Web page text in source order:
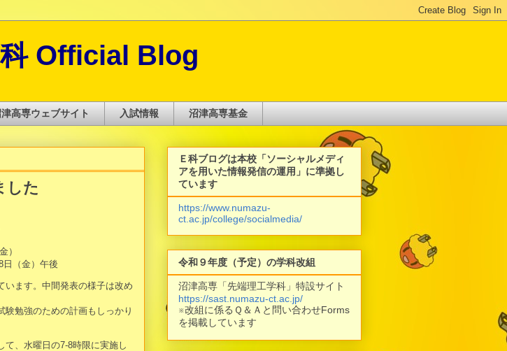
Official Blog
高専ウェブサイト 入試情報 沼津高専基金
した
）
日（金）午後
います。中間発表の様子は改め
勉強のための計画もしっかり
て、水曜日の7-8時限に実施し
Ｅ科ブログは本校「ソーシャルメディ
アを用いた情報発信の運用」に準拠し
ています
https://www.numazu-
ct.ac.jp/college/socialmedia/
令和９年度（予定）の学科改組
沼津高専「先端理工学科」特設サイト
https://sast.numazu-ct.ac.jp/
※改組に係るＱ＆Ａと問い合わせForms
を掲載しています